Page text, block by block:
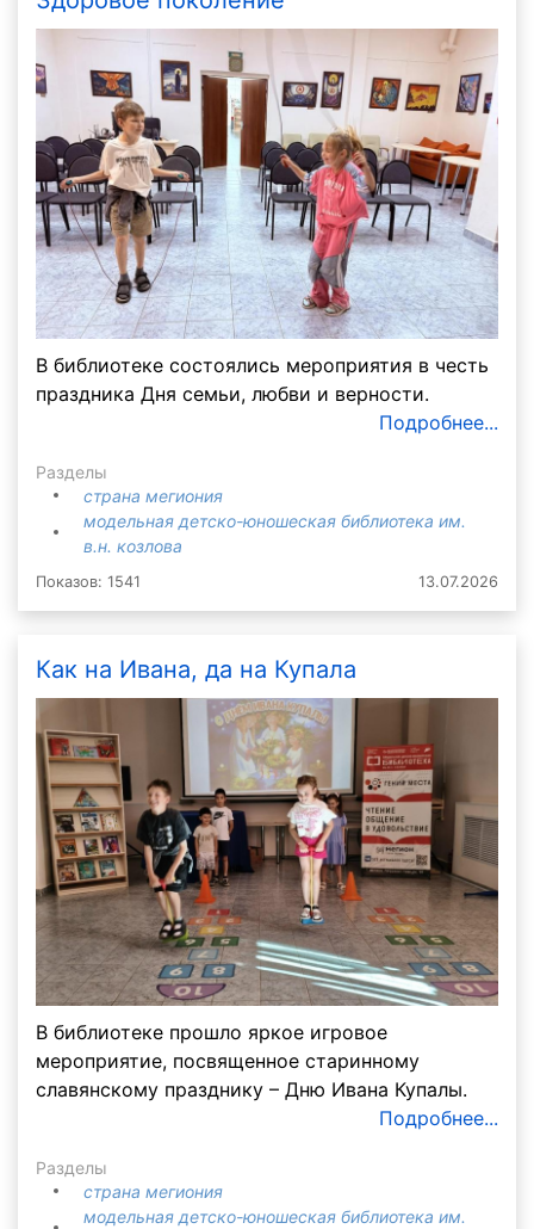
В библиотеке состоялись мероприятия в честь
праздника Дня семьи, любви и верности.
Подробнее...
Разделы
страна мегиония
модельная детско-юношеская библиотека им.
в.н. козлова
Показов: 1541 13.07.2026
Как на Ивана, да на Купала
В библиотеке прошло яркое игровое
мероприятие, посвященное старинному
славянскому празднику – Дню Ивана Купалы.
Подробнее...
Разделы
страна мегиония
модельная детско-юношеская библиотека им.